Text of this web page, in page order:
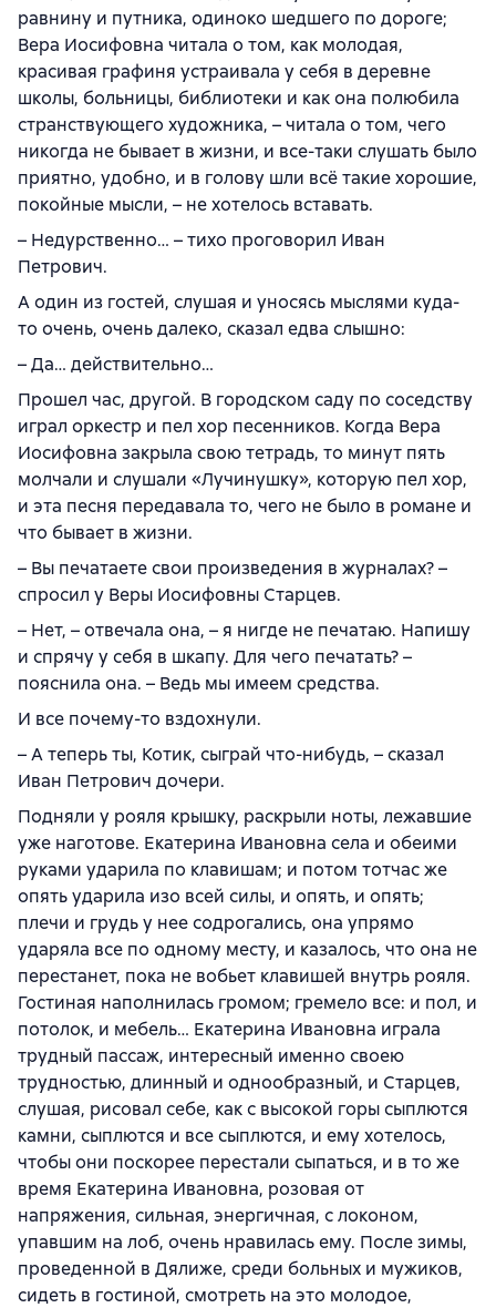
равнину и путника, одиноко шедшего по дороге;
Вера Иосифовна читала о том, как молодая,
красивая графиня устраивала у себя в деревне
школы, больницы, библиотеки и как она полюбила
странствующего художника, – читала о том, чего
никогда не бывает в жизни, и все-таки слушать было
приятно, удобно, и в голову шли всё такие хорошие,
покойные мысли, – не хотелось вставать.
– Недурственно… – тихо проговорил Иван
Петрович.
А один из гостей, слушая и уносясь мыслями куда-
то очень, очень далеко, сказал едва слышно:
– Да… действительно…
Прошел час, другой. В городском саду по соседству
играл оркестр и пел хор песенников. Когда Вера
Иосифовна закрыла свою тетрадь, то минут пять
молчали и слушали «Лучинушку», которую пел хор,
и эта песня передавала то, чего не было в романе и
что бывает в жизни.
– Вы печатаете свои произведения в журналах? –
спросил у Веры Иосифовны Старцев.
– Нет, – отвечала она, – я нигде не печатаю. Напишу
и спрячу у себя в шкапу. Для чего печатать? –
пояснила она. – Ведь мы имеем средства.
И все почему-то вздохнули.
– А теперь ты, Котик, сыграй что-нибудь, – сказал
Иван Петрович дочери.
Подняли у рояля крышку, раскрыли ноты, лежавшие
уже наготове. Екатерина Ивановна села и обеими
руками ударила по клавишам; и потом тотчас же
опять ударила изо всей силы, и опять, и опять;
плечи и грудь у нее содрогались, она упрямо
ударяла все по одному месту, и казалось, что она не
перестанет, пока не вобьет клавишей внутрь рояля.
Гостиная наполнилась громом; гремело все: и пол, и
потолок, и мебель… Екатерина Ивановна играла
трудный пассаж, интересный именно своею
трудностью, длинный и однообразный, и Старцев,
слушая, рисовал себе, как с высокой горы сыплются
камни, сыплются и все сыплются, и ему хотелось,
чтобы они поскорее перестали сыпаться, и в то же
время Екатерина Ивановна, розовая от
напряжения, сильная, энергичная, с локоном,
упавшим на лоб, очень нравилась ему. После зимы,
проведенной в Дялиже, среди больных и мужиков,
сидеть в гостиной, смотреть на это молодое,